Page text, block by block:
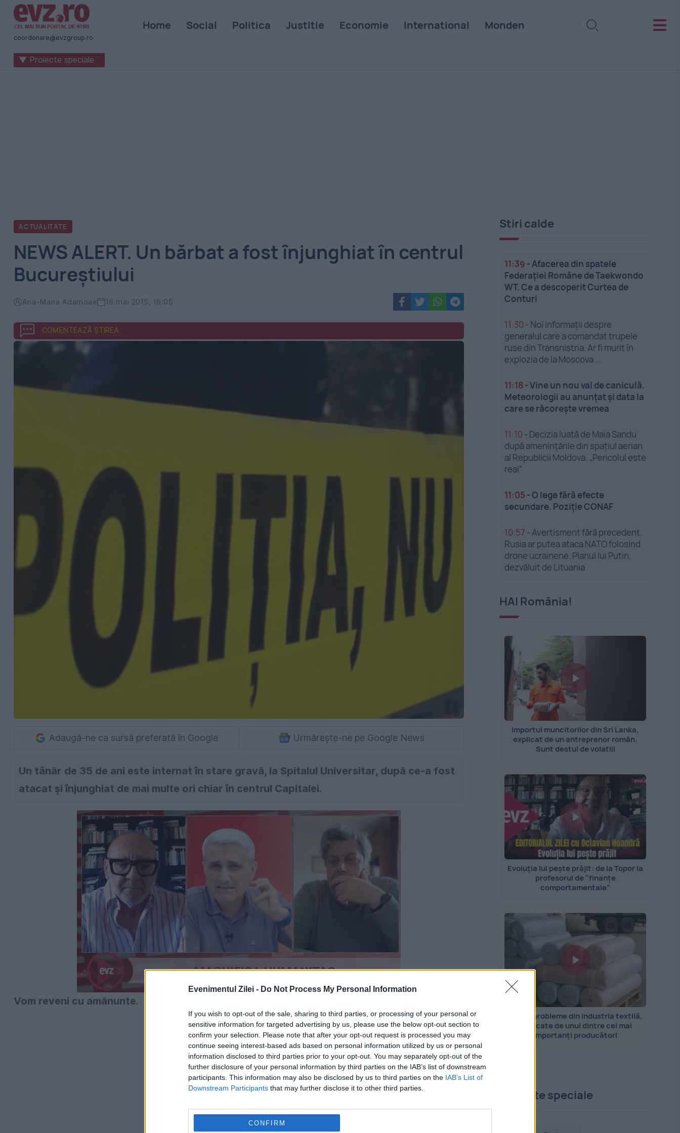
Evenimentul Zilei - Do Not Process My Personal Information
If you wish to opt-out of the sale, sharing to third parties, or processing of your personal or
sensitive information for targeted advertising by us, please use the below opt-out section to
confirm your selection. Please note that after your opt-out request is processed you may
continue seeing interest-based ads based on personal information utilized by us or personal
information disclosed to third parties prior to your opt-out. You may separately opt-out of the
further disclosure of your personal information by third parties on the IAB’s list of downstream
participants. This information may also be disclosed by us to third parties on the IAB’s List of
Downstream Participants that may further disclose it to other third parties.
CONFIRM
Știri
naționale
internaționale
coordonare@evzgroup.ro
Home Social Politica Justitie Economie International Monden
▼ Proiecte speciale
ACTUALITATE
NEWS ALERT. Un bărbat a fost înjunghiat în centrul
Bucureștiului
Ana-Maria Adamoae 16 mai 2015, 16:05
COMENTEAZĂ ȘTIREA
Adaugă-ne ca sursă preferată în Google Urmărește-ne pe Google News
Un tânăr de 35 de ani este internat în stare gravă, la Spitalul Universitar, după ce-a fost
atacat și înjunghiat de mai multe ori chiar în centrul Capitalei.
Vom reveni cu amănunte.
Stiri calde
11:39 -Afacerea din spatele
Federației Române de Taekwondo
WT. Ce a descoperit Curtea de
Conturi
11:30 - Noi informații despre
generalul care a comandat trupele
ruse din Transnistria. Ar fi murit în
explozia de la Moscova ...
11:18 -Vine un nou val de caniculă.
Meteorologii au anunțat și data la
care se răcorește vremea
11:10 - Decizia luată de Maia Sandu
după amenințările din spațiul aerian
al Republicii Moldova: „Pericolul este
real”
11:05 -O lege fără efecte
secundare. Poziție CONAF
10:57 -Avertisment fără precedent.
Rusia ar putea ataca NATO folosind
drone ucrainene. Planul lui Putin,
dezvăluit de Lituania
HAI România!
Importul muncitorilor din Sri Lanka,
explicat de un antreprenor român.
Sunt destul de volatili
Evoluția lui pește prăjit: de la Topor la
profesorul de ”finanțe
comportamentale”
Marile probleme din industria textilă,
explicate de unul dintre cei mai
importanți producători
Proiecte speciale